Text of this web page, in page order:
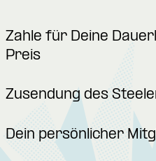
Zahle für Deine
Preis
Zusendung des
Dein persönlicher